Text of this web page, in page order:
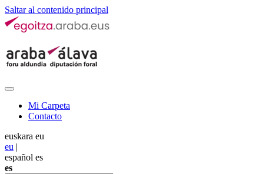
Saltar al contenido principal
Mi Carpeta
Contacto
euskara eu
eu |
español es
es